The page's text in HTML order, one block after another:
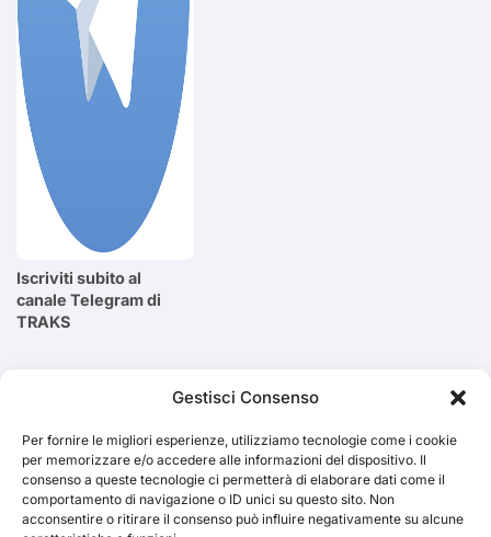
Gestisci Consenso
Per fornire le migliori esperienze, utilizziamo tecnologie come i cookie
per memorizzare e/o accedere alle informazioni del dispositivo. Il
consenso a queste tecnologie ci permetterà di elaborare dati come il
comportamento di navigazione o ID unici su questo sito. Non
acconsentire o ritirare il consenso può influire negativamente su alcune
Iscriviti subito al
canale Telegram di
TRAKS
Cerca